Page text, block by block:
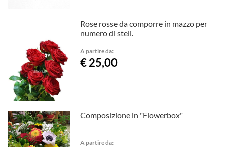
Rose rosse da comporre in mazzo per
numero di steli.
A partire da:
€ 25,00
Composizione in "Flowerbox"
A partire da: